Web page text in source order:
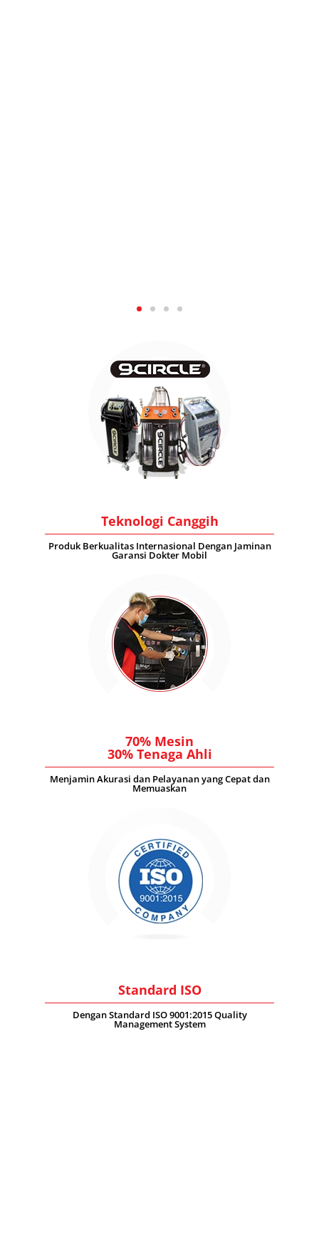
Teknologi Canggih
Produk Berkualitas Internasional Dengan Jaminan
Garansi Dokter Mobil
70% Mesin
30% Tenaga Ahli
Menjamin Akurasi dan Pelayanan yang Cepat dan
Memuaskan
Standard ISO
Dengan Standard ISO 9001:2015 Quality
Management System